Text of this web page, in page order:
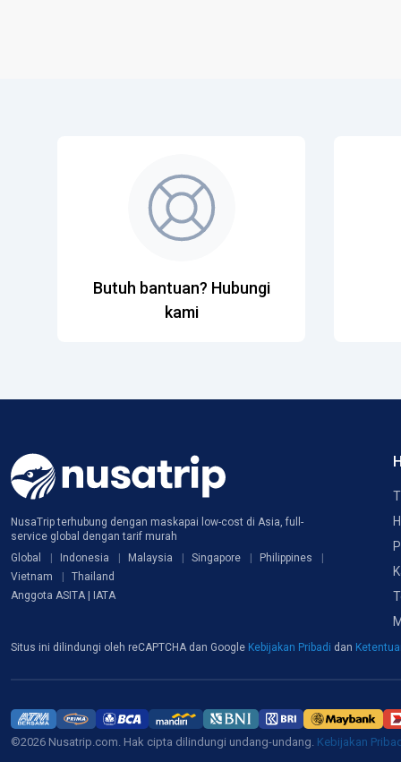
Butuh bantuan? Hubungi
kami
NusaTrip terhubung dengan maskapai low-cost di Asia, full-
service global dengan tarif murah
Global
Indonesia Malaysia Singapore
Philippines
Vietnam
Thailand
Anggota ASITA | IATA
Situs ini dilindungi oleh reCAPTCHA dan Google Kebijakan Pribadi dan
©2026 Nusatrip.com. Hak cipta dilindungi undang-undang. Kebijakan